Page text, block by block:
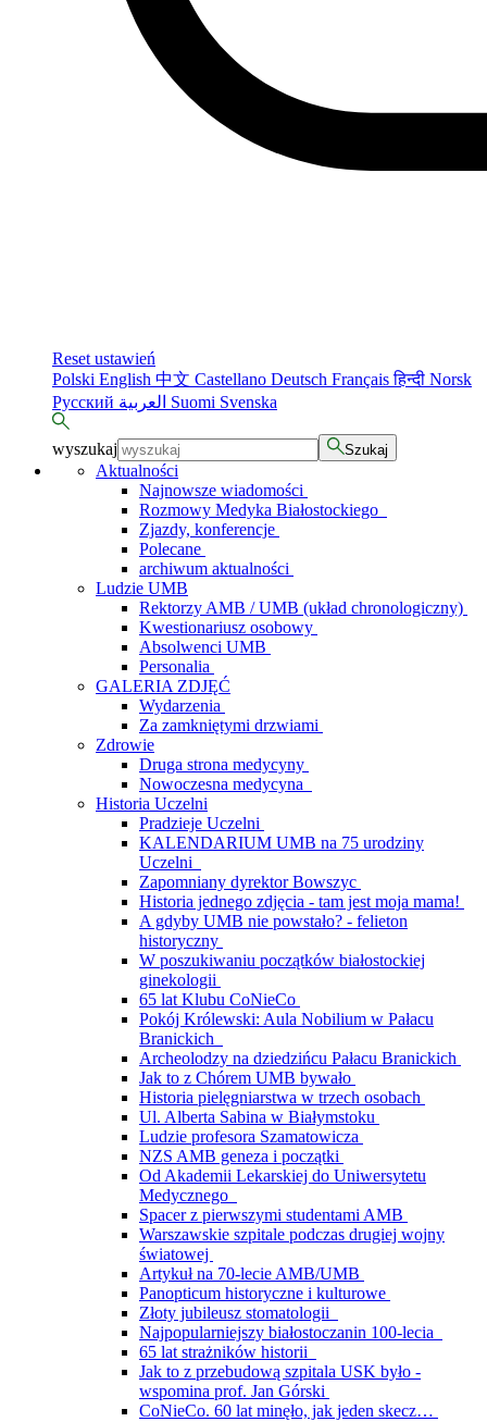
Reset ustawień
Polski English 中文 Castellano Deutsch Françaisहिन्दी Norsk
Русский
Suomi Svenska
wyszukaj Szukaj
Aktualności
Najnowsze wiadomości
Rozmowy Medyka Białostockiego
Zjazdy, konferencje
Polecane
archiwum aktualności
Ludzie UMB
Rektorzy AMB / UMB (układ chronologiczny)
Kwestionariusz osobowy
Absolwenci UMB
Personalia
GALERIA ZDJĘĆ
Wydarzenia
Za zamkniętymi drzwiami
Zdrowie
Druga strona medycyny
Nowoczesna medycyna
Historia Uczelni
Pradzieje Uczelni
KALENDARIUM UMB na 75 urodziny
Uczelni
Zapomniany dyrektor Bowszyc
Historia jednego zdjęcia - tam jest moja mama!
A gdyby UMB nie powstało? - felieton
historyczny
W poszukiwaniu początków białostockiej
ginekologii
65 lat Klubu CoNieCo
Pokój Królewski: Aula Nobilium w Pałacu
Branickich
Archeolodzy na dziedzińcu Pałacu Branickich
Jak to z Chórem UMB bywało
Historia pielęgniarstwa w trzech osobach
Ul. Alberta Sabina w Białymstoku
Ludzie profesora Szamatowicza
NZS AMB geneza i początki
Od Akademii Lekarskiej do Uniwersytetu
Medycznego
Spacer z pierwszymi studentami AMB
Warszawskie szpitale podczas drugiej wojny
światowej
Artykuł na 70-lecie AMB/UMB
Panopticum historyczne i kulturowe
Złoty jubileusz stomatologii
Najpopularniejszy białostoczanin 100-lecia
65 lat strażników historii
Jak to z przebudową szpitala USK było -
wspomina prof. Jan Górski
CoNieCo. 60 lat minęło, jak jeden skecz…